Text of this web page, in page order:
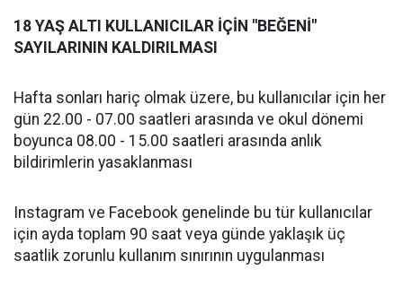
18 YAŞ ALTI KULLANICILAR İÇİN "BEĞENİ"
SAYILARININ KALDIRILMASI
Hafta sonları hariç olmak üzere, bu kullanıcılar için her
gün 22.00 - 07.00 saatleri arasında ve okul dönemi
boyunca 08.00 - 15.00 saatleri arasında anlık
bildirimlerin yasaklanması
Instagram ve Facebook genelinde bu tür kullanıcılar
için ayda toplam 90 saat veya günde yaklaşık üç
saatlik zorunlu kullanım sınırının uygulanması